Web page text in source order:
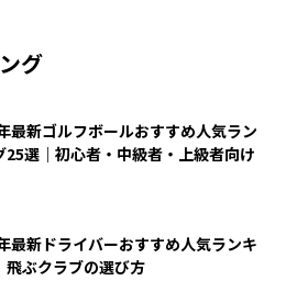
グ
最新ゴルフボールおすすめ人気ラン
25選｜初心者・中級者・上級者向け
最新ドライバーおすすめ人気ランキ
飛ぶクラブの選び方